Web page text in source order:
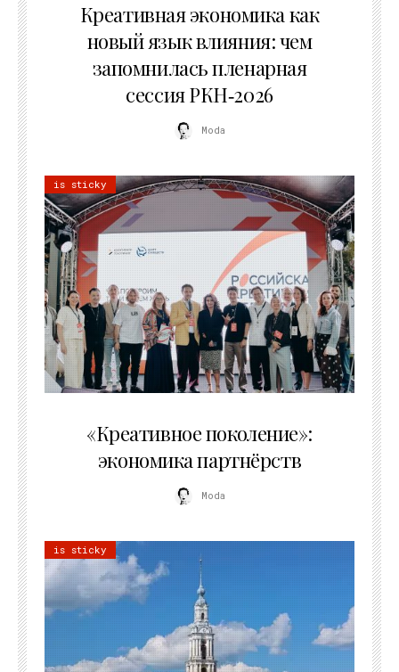
Креативная экономика как
новый язык влияния: чем
запомнилась пленарная
сессия РКН‑2026
Moda
is sticky
«Креативное поколение»:
экономика партнёрств
Moda
is sticky